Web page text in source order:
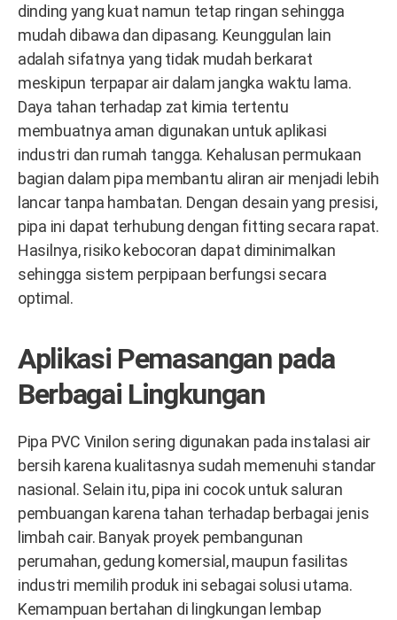
dinding yang kuat namun tetap ringan sehingga
mudah dibawa dan dipasang. Keunggulan lain
adalah sifatnya yang tidak mudah berkarat
meskipun terpapar air dalam jangka waktu lama.
Daya tahan terhadap zat kimia tertentu
membuatnya aman digunakan untuk aplikasi
industri dan rumah tangga. Kehalusan permukaan
bagian dalam pipa membantu aliran air menjadi lebih
lancar tanpa hambatan. Dengan desain yang presisi,
pipa ini dapat terhubung dengan fitting secara rapat.
Hasilnya, risiko kebocoran dapat diminimalkan
sehingga sistem perpipaan berfungsi secara
optimal.
Aplikasi Pemasangan pada
Berbagai Lingkungan
Pipa PVC Vinilon sering digunakan pada instalasi air
bersih karena kualitasnya sudah memenuhi standar
nasional. Selain itu, pipa ini cocok untuk saluran
pembuangan karena tahan terhadap berbagai jenis
limbah cair. Banyak proyek pembangunan
perumahan, gedung komersial, maupun fasilitas
industri memilih produk ini sebagai solusi utama.
Kemampuan bertahan di lingkungan lembap